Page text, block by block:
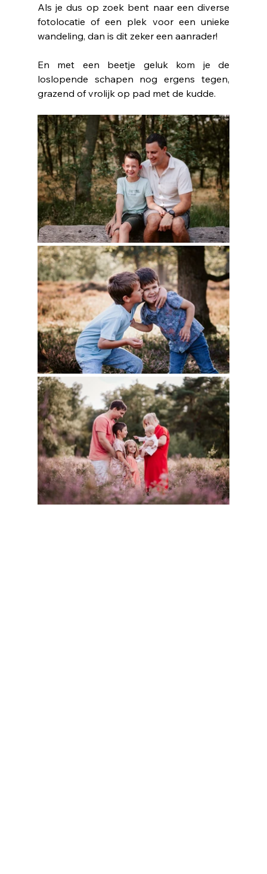
Als je dus op zoek bent naar een diverse
fotolocatie of een plek voor een unieke
wandeling, dan is dit zeker een aanrader!
En met een beetje geluk kom je de
loslopende schapen nog ergens tegen,
grazend of vrolijk op pad met de kudde.